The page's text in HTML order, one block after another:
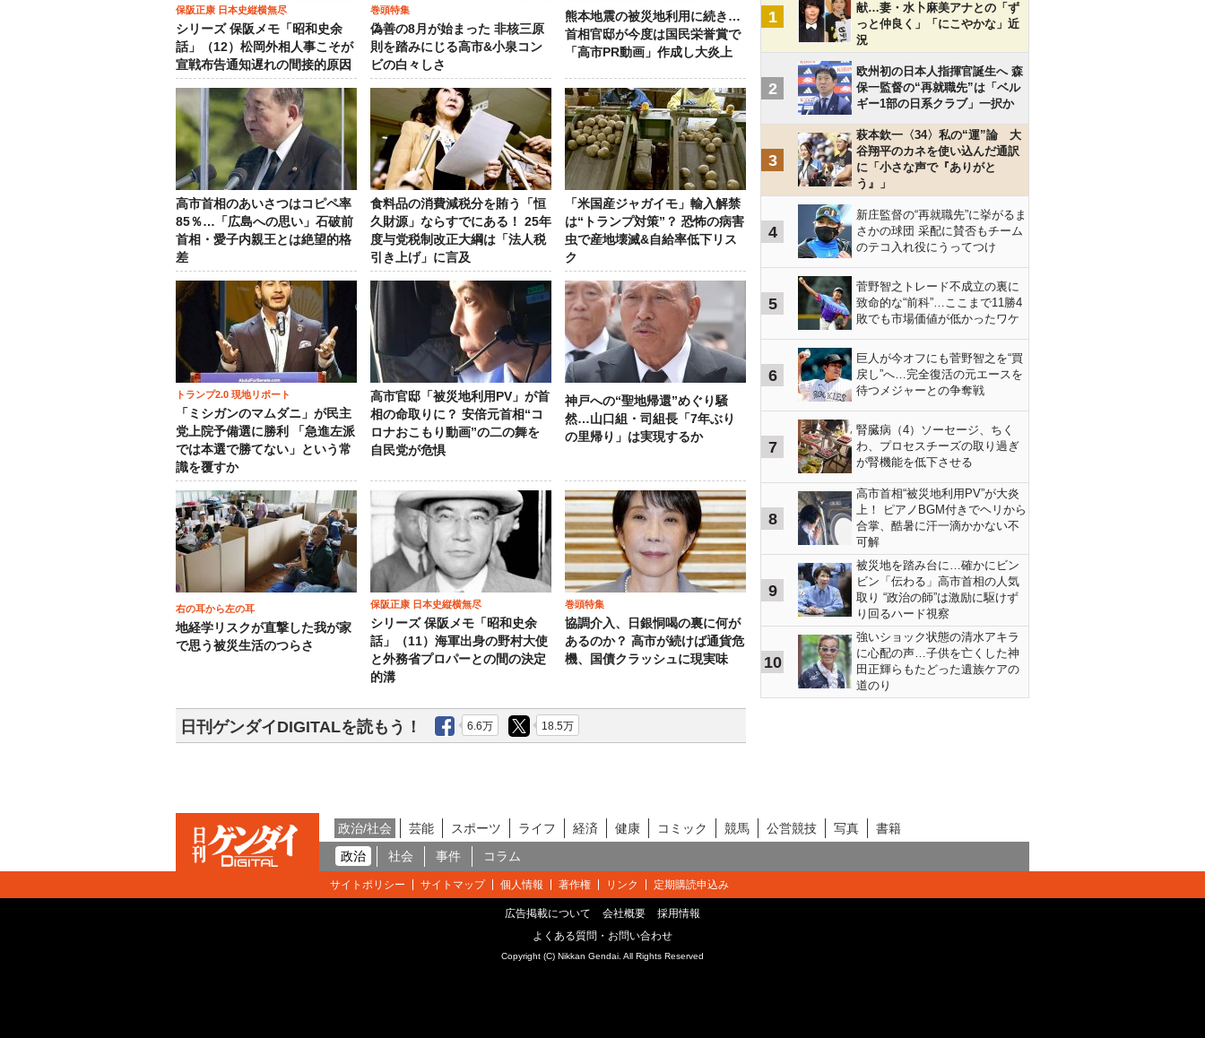
保阪正康 日本史縦横無尽
シリーズ 保阪メモ「昭和史余
話」（12）松岡外相人事こそが
宣戦布告通知遅れの間接的原因
巻頭特集
偽善の8月が始まった 非核三原
則を踏みにじる高市&小泉コン
ビの白々しさ
熊本地震の被災地利用に続き…
首相官邸が今度は国民栄誉賞で
「高市PR動画」作成し大炎上
高市首相のあいさつはコピペ率
85％…「広島への思い」石破前
首相・愛子内親王とは絶望的格
差
食料品の消費減税分を賄う「恒
久財源」ならすでにある！ 25年
度与党税制改正大綱は「法人税
引き上げ」に言及
「米国産ジャガイモ」輸入解禁
は“トランプ対策”？ 恐怖の病害
虫で産地壊滅&自給率低下リス
ク
トランプ2.0 現地リポート
「ミシガンのマムダニ」が民主
党上院予備選に勝利 「急進左派
では本選で勝てない」という常
識を覆すか
高市官邸「被災地利用PV」が首
相の命取りに？ 安倍元首相“コ
ロナおこもり動画”の二の舞を
自民党が危惧
神戸への“聖地帰還”めぐり騒
然…山口組・司組長「7年ぶり
の里帰り」は実現するか
右の耳から左の耳
地経学リスクが直撃した我が家
で思う被災生活のつらさ
保阪正康 日本史縦横無尽
シリーズ 保阪メモ「昭和史余
話」（11）海軍出身の野村大使
と外務省プロパーとの間の決定
的溝
巻頭特集
協調介入、日銀恫喝の裏に何が
あるのか？ 高市が続けば通貨危
機、国債クラッシュに現実味
日刊ゲンダイDIGITALを読もう！ 6.6万 18.5万
1
献…妻・水卜麻美アナとの「ず
っと仲良く」「にこやかな」近
況
2
欧州初の日本人指揮官誕生へ 森
保一監督の“再就職先”は「ベル
ギー1部の日系クラブ」一択か
3
萩本欽一〈34〉私の“運”論 大
谷翔平のカネを使い込んだ通訳
に「小さな声で『ありがと
う』」
4
新庄監督の“再就職先”に挙がるま
さかの球団 采配に賛否もチーム
のテコ入れ役にうってつけ
5
菅野智之トレード不成立の裏に
致命的な“前科”…ここまで11勝4
敗でも市場価値が低かったワケ
6
巨人が今オフにも菅野智之を“買
戻し”へ…完全復活の元エースを
待つメジャーとの争奪戦
7
腎臓病（4）ソーセージ、ちく
わ、プロセスチーズの取り過ぎ
が腎機能を低下させる
8
高市首相“被災地利用PV”が大炎
上！ ピアノBGM付きでヘリから
合掌、酷暑に汗一滴かかない不
可解
9
被災地を踏み台に…確かにビン
ビン「伝わる」高市首相の人気
取り “政治の師”は激励に駆けず
り回るハード視察
10
強いショック状態の清水アキラ
に心配の声…子供を亡くした神
田正輝らもたどった遺族ケアの
道のり
政治/社会 芸能 スポーツ ライフ 経済 健康 コミック 競馬 公営競技 写真
書籍
政治
社会 事件 コラム
サイトポリシー サイトマップ 個人情報 著作権 リンク 定期購読申込み
広告掲載について 会社概要
採用情報
よくある質問・お問い合わせ
Copyright (C) Nikkan Gendai. All Rights Reserved